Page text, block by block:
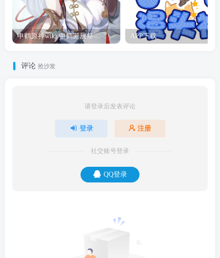
申鹤原神wiki 申鹤诞辰祭 APP下载
评论 抢沙发
请登录后发表评论
登录 注册
社交账号登录
QQ登录